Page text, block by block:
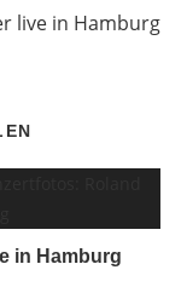
live in Hamburg
in Hamburg